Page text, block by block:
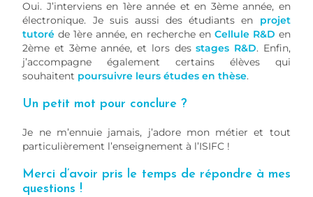
Oui. J’interviens en 1ère année et en 3ème année, en
électronique. Je suis aussi des étudiants en
projet
tutoré de 1ère année, en recherche enCellule R&D en
2ème et 3ème année, et lors desstages R&D. Enfin,
j’accompagne également certains élèves qui
souhaitent poursuivre leurs études en thèse.
Un petit mot pour conclure ?
Je ne m’ennuie jamais, j’adore mon métier et tout
particulièrement l’enseignement à l’ISIFC !
Merci d’avoir pris le temps de répondre à mes
questions !